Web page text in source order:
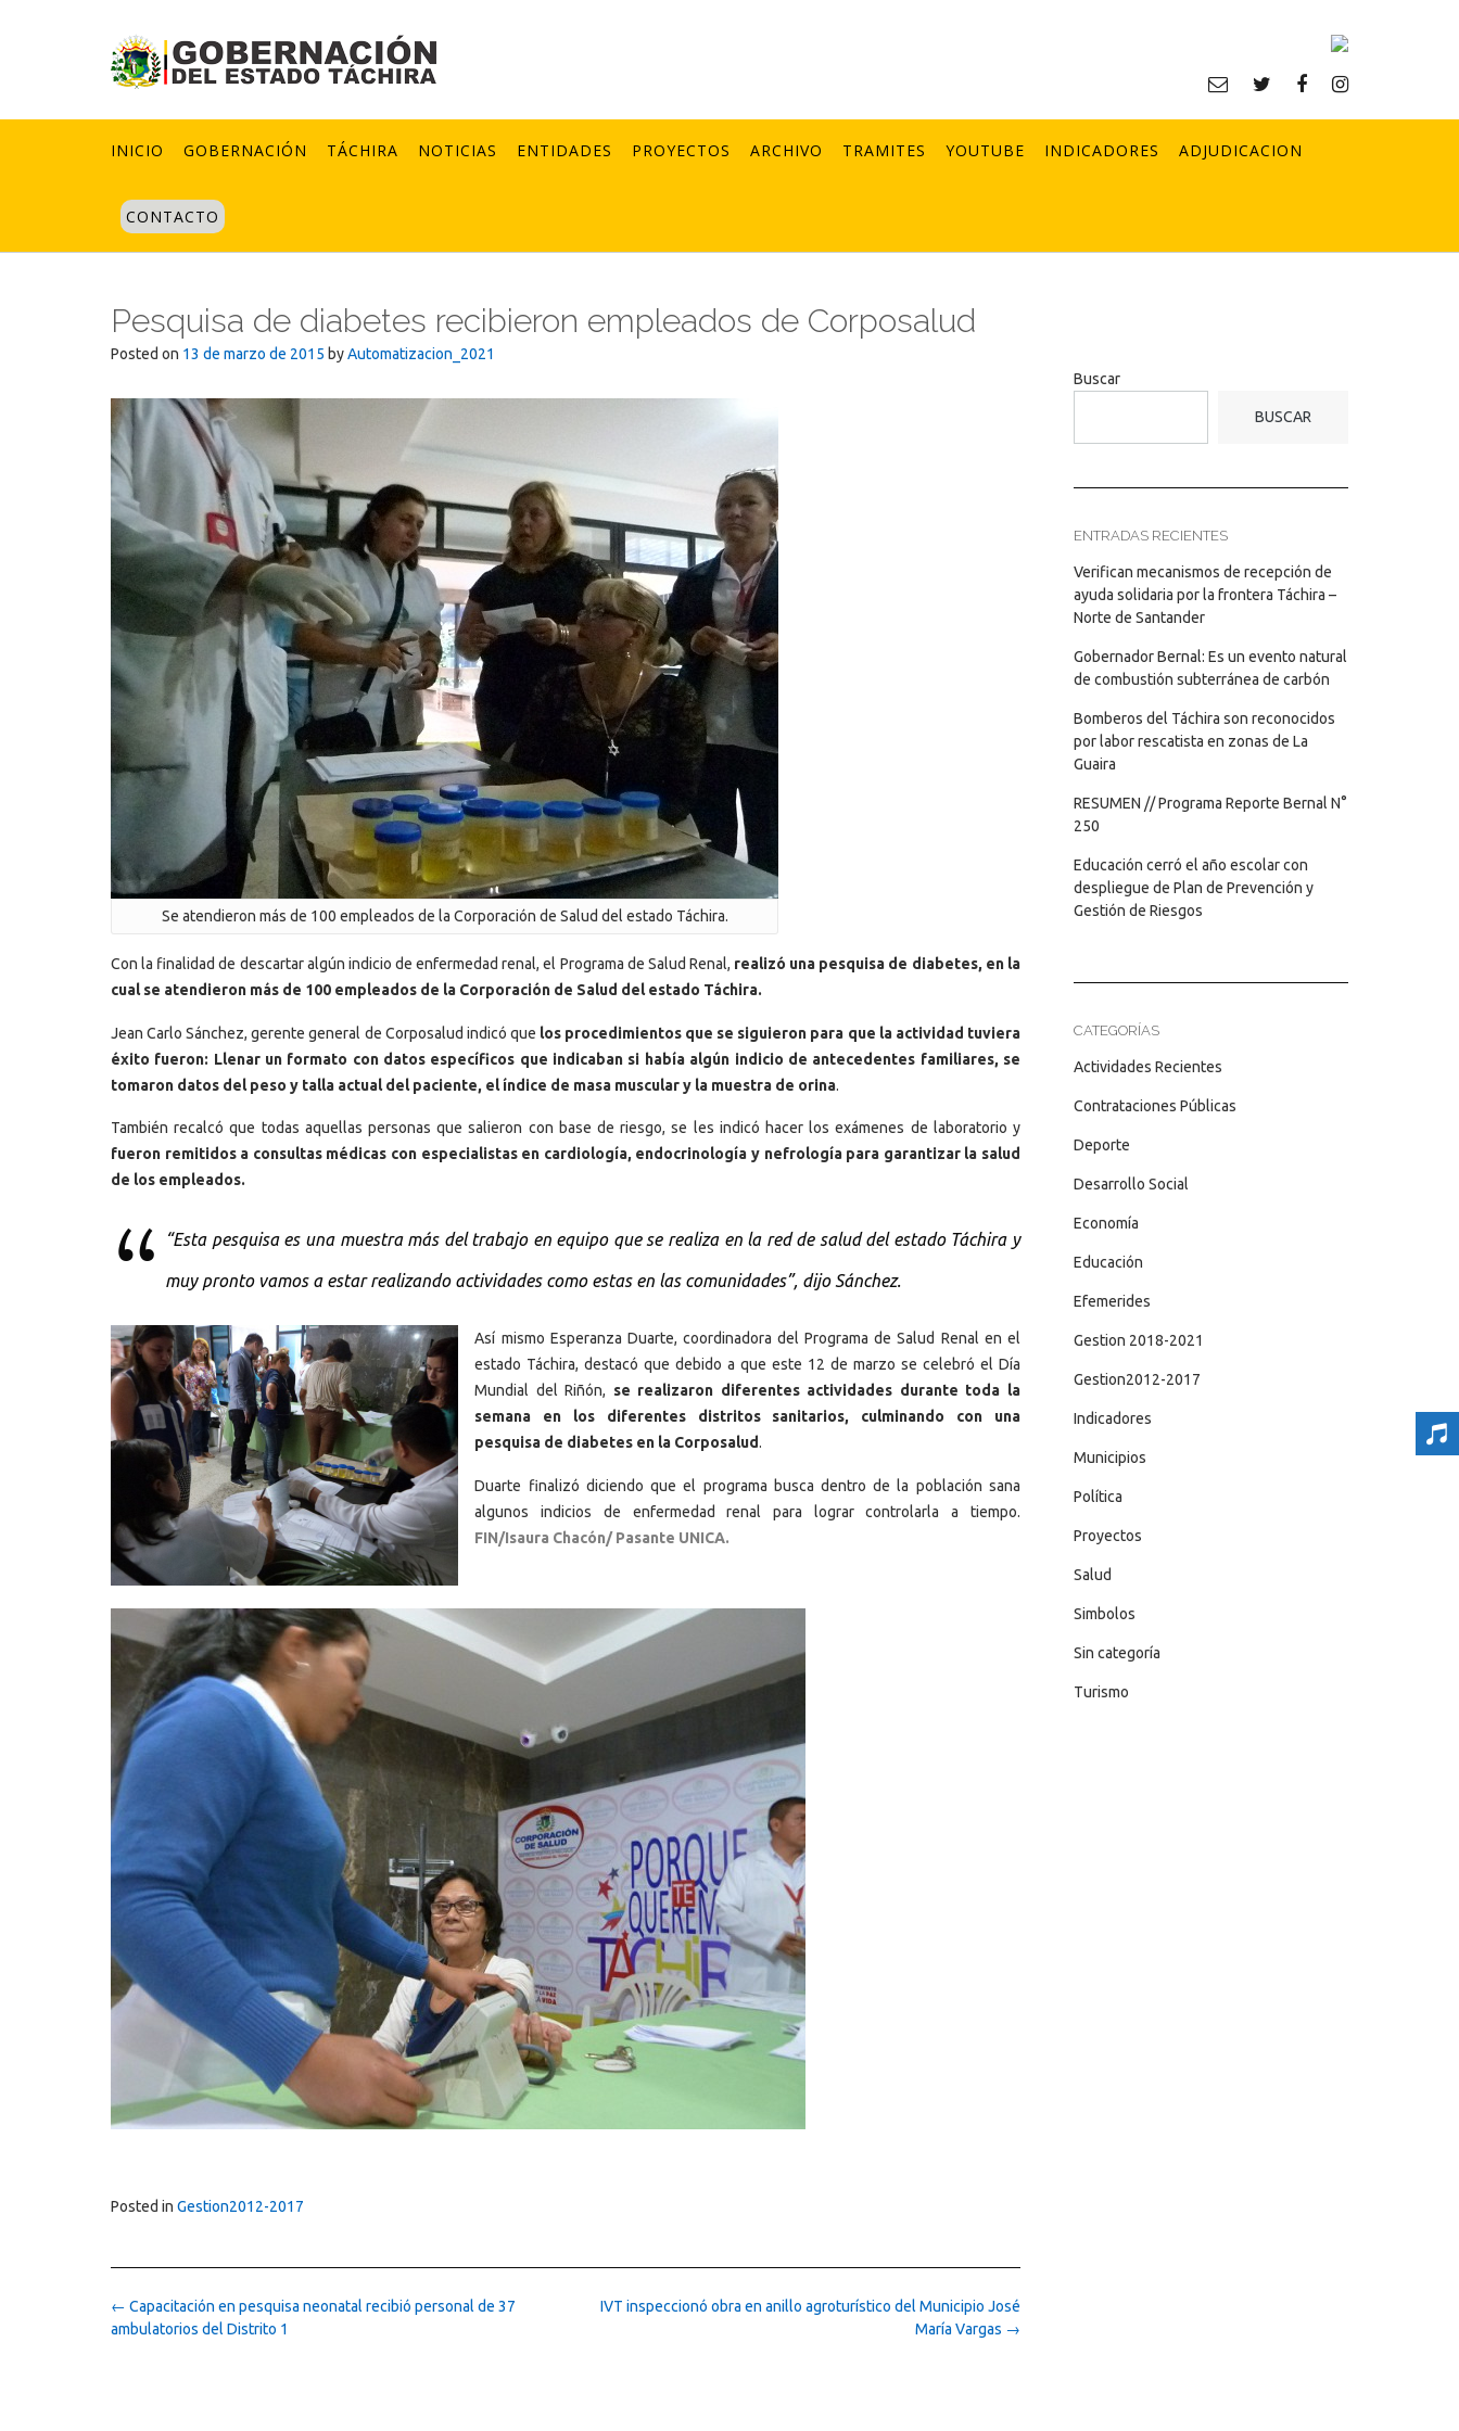
INICIO GOBERNACIÓN TÁCHIRA NOTICIAS ENTIDADES PROYECTOS ARCHIVO TRAMITES YOUTUBE INDICADORES ADJUDICACION
CONTACTO
Pesquisa de diabetes recibieron empleados de Corposalud
Posted on 13 de marzo de 2015 byAutomatizacion_2021
Se atendieron más de 100 empleados de la Corporación de Salud del estado Táchira.
Con la finalidad de descartar algún indicio de enfermedad renal, el Programa de Salud Renal, realizó una pesquisa de diabetes, en la
cual se atendieron más de 100 empleados de la Corporación de Salud del estado Táchira.
Jean Carlo Sánchez, gerente general de Corposalud indicó que los procedimientos que se siguieron para que la actividad tuviera
éxito fueron: Llenar un formato con datos específicos que indicaban si había algún indicio de antecedentes familiares, se
tomaron datos del peso y talla actual del paciente, el índice de masa muscular y la muestra de orina.
También recalcó que todas aquellas personas que salieron con base de riesgo, se les indicó hacer los exámenes de laboratorio y
fueron remitidos a consultas médicas con especialistas en cardiología, endocrinología y nefrología para garantizar la salud
de los empleados.
“Esta pesquisa es una muestra más del trabajo en equipo que se realiza en la red de salud del estado Táchira y
muy pronto vamos a estar realizando actividades como estas en las comunidades”, dijo Sánchez.
Así mismo Esperanza Duarte, coordinadora del Programa de Salud Renal en el
estado Táchira, destacó que debido a que este 12 de marzo se celebró el Día
Mundial del Riñón, se realizaron diferentes actividades durante toda la
semana en los diferentes distritos sanitarios, culminando con una
pesquisa de diabetes en la Corposalud.
Duarte finalizó diciendo que el programa busca dentro de la población sana
algunos indicios de enfermedad renal para lograr controlarla a tiempo.
FIN/Isaura Chacón/ Pasante UNICA.
Posted in Gestion2012-2017
Post
navigation
IVT inspeccionó obra en anillo agroturístico del Municipio José
María Vargas →
← Capacitación en pesquisa neonatal recibió personal de 37
ambulatorios del Distrito 1
Buscar
BUSCAR
ENTRADAS RECIENTES
Verifican mecanismos de recepción de
ayuda solidaria por la frontera Táchira –
Norte de Santander
Gobernador Bernal: Es un evento natural
de combustión subterránea de carbón
Bomberos del Táchira son reconocidos
por labor rescatista en zonas de La
Guaira
RESUMEN // Programa Reporte Bernal N°
250
Educación cerró el año escolar con
despliegue de Plan de Prevención y
Gestión de Riesgos
CATEGORÍAS
Actividades Recientes
Contrataciones Públicas
Deporte
Desarrollo Social
Economía
Educación
Efemerides
Gestion 2018-2021
Gestion2012-2017
Indicadores
Municipios
Política
Proyectos
Salud
Simbolos
Sin categoría
Turismo